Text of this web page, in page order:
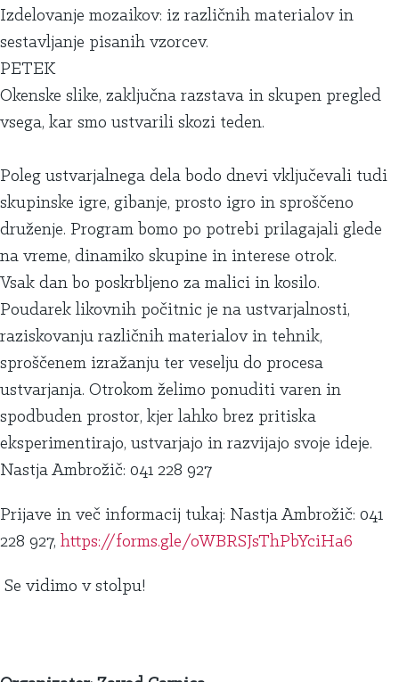
Izdelovanje mozaikov: iz različnih materialov in
sestavljanje pisanih vzorcev.
PETEK
Okenske slike, zaključna razstava in skupen pregled
vsega, kar smo ustvarili skozi teden.
Poleg ustvarjalnega dela bodo dnevi vključevali tudi
skupinske igre, gibanje, prosto igro in sproščeno
druženje. Program bomo po potrebi prilagajali glede
na vreme, dinamiko skupine in interese otrok.
Vsak dan bo poskrbljeno za malici in kosilo.
Poudarek likovnih počitnic je na ustvarjalnosti,
raziskovanju različnih materialov in tehnik,
sproščenem izražanju ter veselju do procesa
ustvarjanja. Otrokom želimo ponuditi varen in
spodbuden prostor, kjer lahko brez pritiska
eksperimentirajo, ustvarjajo in razvijajo svoje ideje.
Nastja Ambrožič: 041 228 927
Prijave in več informacij tukaj: Nastja Ambrožič: 041
228 927, https://forms.gle/oWBRSJsThPbYciHa6
Se vidimo v stolpu!